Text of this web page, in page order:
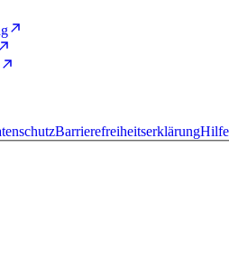
BarrierefreiheitserklärungHilfe